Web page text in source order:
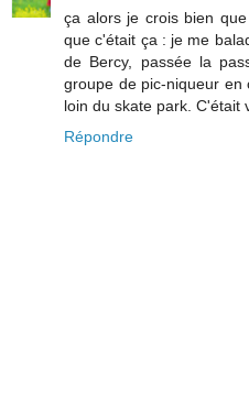
ça alors je crois bien
que c'était ça : je me
de Bercy, passée la
groupe de pic-niqueur
loin du skate park. C'était
Répondre